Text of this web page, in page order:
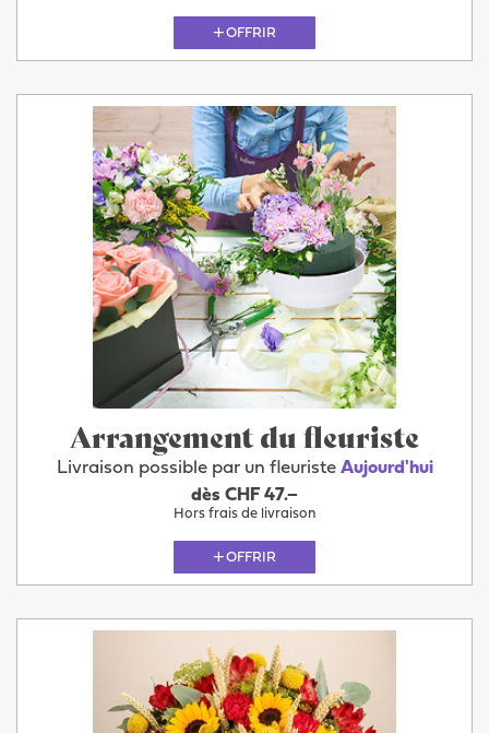
OFFRIR
Arrangement du fleuriste
Livraison possible par un fleuriste Aujourd'hui
dès CHF 47.–
Hors frais de livraison
OFFRIR